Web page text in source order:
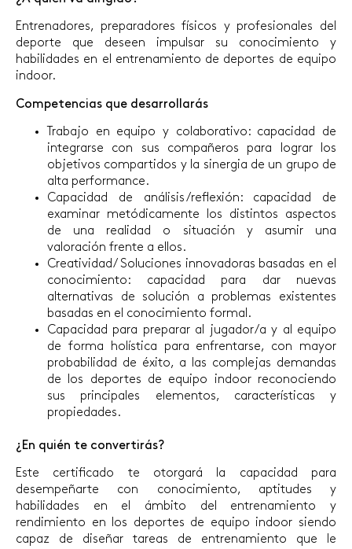
Entrenadores, preparadores físicos y profesionales del
deporte que deseen impulsar su conocimiento y
habilidades en el entrenamiento de deportes de equipo
indoor.
Competencias que desarrollarás
Trabajo en equipo y colaborativo: capacidad de
integrarse con sus compañeros para lograr los
objetivos compartidos y la sinergia de un grupo de
alta performance.
Capacidad de análisis/reflexión: capacidad de
examinar metódicamente los distintos aspectos
de una realidad o situación y asumir una
valoración frente a ellos.
Creatividad/ Soluciones innovadoras basadas en el
conocimiento: capacidad para dar nuevas
alternativas de solución a problemas existentes
basadas en el conocimiento formal.
Capacidad para preparar al jugador/a y al equipo
de forma holística para enfrentarse, con mayor
probabilidad de éxito, a las complejas demandas
de los deportes de equipo indoor reconociendo
sus principales elementos, características y
propiedades.
¿En quién te convertirás?
Este certificado te otorgará la capacidad para
desempeñarte con conocimiento, aptitudes y
habilidades en el ámbito del entrenamiento y
rendimiento en los deportes de equipo indoor siendo
capaz de diseñar tareas de entrenamiento que le